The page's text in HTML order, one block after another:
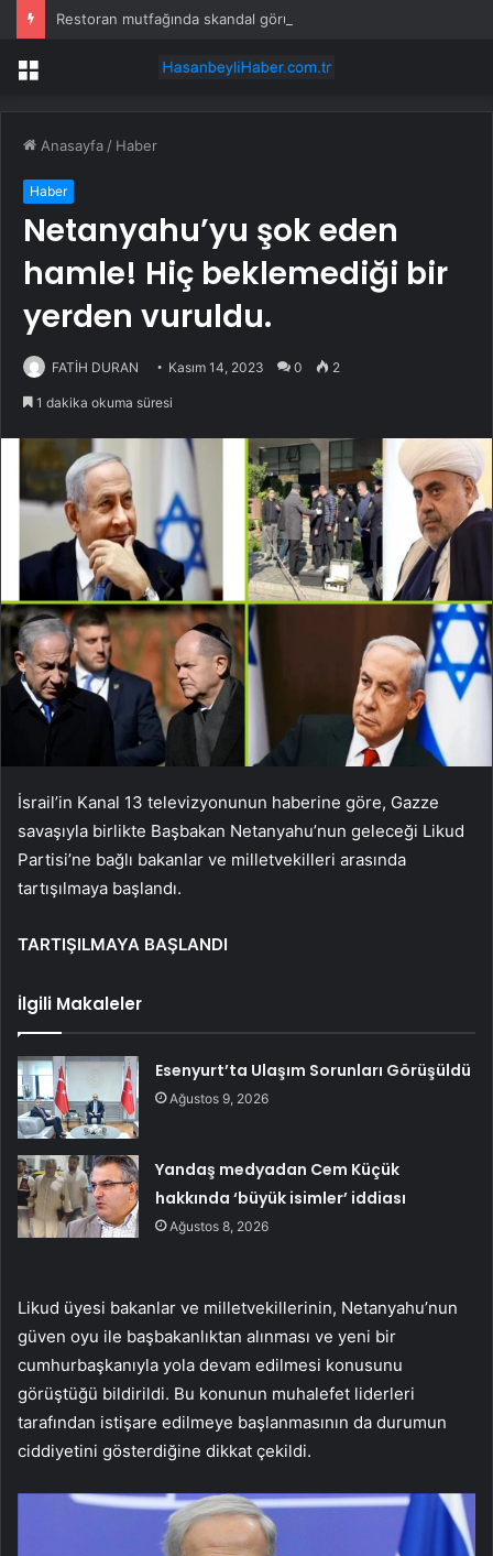
Menü
Anasayfa / Haber
Haber
Netanyahu’yu şok eden
hamle! Hiç beklemediği bir
yerden vuruldu.
FATİH DURAN Kasım 14, 2023 0 2
1 dakika okuma süresi
İsrail’in Kanal 13 televizyonunun haberine göre, Gazze
savaşıyla birlikte Başbakan Netanyahu’nun geleceği Likud
Partisi’ne bağlı bakanlar ve milletvekilleri arasında
tartışılmaya başlandı.
TARTIŞILMAYA BAŞLANDI
İlgili Makaleler
Esenyurt’ta Ulaşım Sorunları Görüşüldü
Ağustos 9, 2026
Yandaş medyadan Cem Küçük
hakkında ‘büyük isimler’ iddiası
Ağustos 8, 2026
Likud üyesi bakanlar ve milletvekillerinin, Netanyahu’nun
güven oyu ile başbakanlıktan alınması ve yeni bir
cumhurbaşkanıyla yola devam edilmesi konusunu
görüştüğü bildirildi. Bu konunun muhalefet liderleri
tarafından istişare edilmeye başlanmasının da durumun
ciddiyetini gösterdiğine dikkat çekildi.